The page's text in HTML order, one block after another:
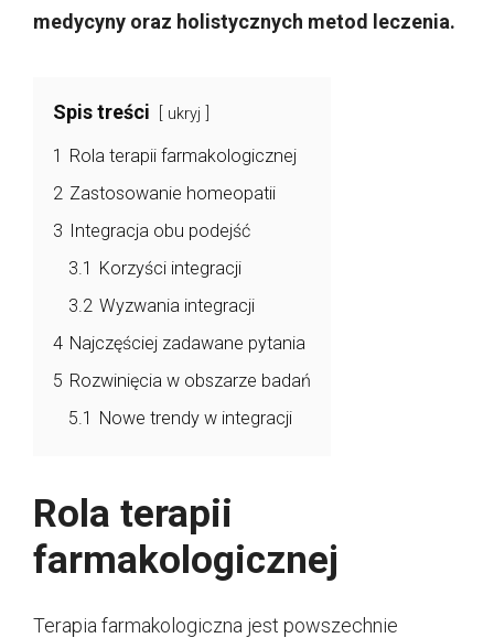
medycyny oraz holistycznych metod leczenia.
Spis treści ukryj
1 Rola terapii farmakologicznej
2 Zastosowanie homeopatii
3 Integracja obu podejść
3.1 Korzyści integracji
3.2 Wyzwania integracji
4 Najczęściej zadawane pytania
5 Rozwinięcia w obszarze badań
5.1 Nowe trendy w integracji
Rola terapii
farmakologicznej
Terapia farmakologiczna jest powszechnie